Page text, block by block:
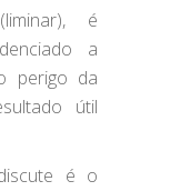
é
a
perigo da
útil
é o